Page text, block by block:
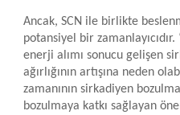
Ancak, SCN ile birlikte
potansiyel bir
enerji alımı sonucu gelişen
ağırlığının artışına neden
zamanının sirkadiyen
bozulmaya katkı sağlayan